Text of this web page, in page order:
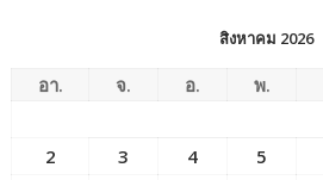
สิงหาคม 2026
อา. จ. อ. พ.
2
3 4 5